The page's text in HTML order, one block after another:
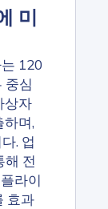
미
120
중심
상자
하며,
. 업
해 전
라이
효과